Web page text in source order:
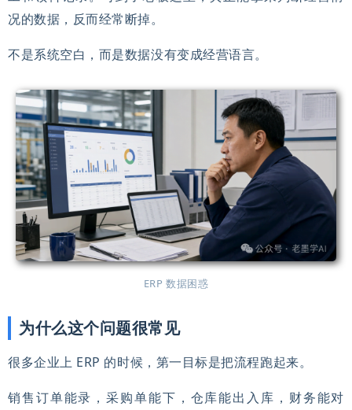
况的数据，反而经常断掉。
不是系统空白，而是数据没有变成经营语言。
ERP 数据困惑
为什么这个问题很常见
很多企业上 ERP 的时候，第一目标是把流程跑起来。
销售订单能录，采购单能下，仓库能出入库，财务能对